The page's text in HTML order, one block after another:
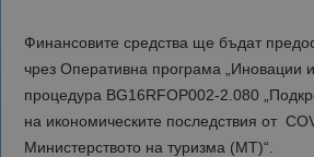
Финансовите средства ще бъдат
чрез Оперативна програма „Иновации
процедура BG16RFOP002-2.080
на икономическите последствия от
Министерството на туризма (МТ)“.